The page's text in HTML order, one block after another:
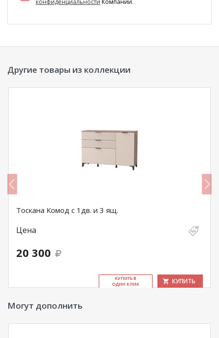
конфиденциальности Компании.
Другие товары из коллекции
Тоскана Комод с 1дв. и 3 ящ.
Цена
20 300
КУ­ПИТЬ В
ОДИН КЛИК
КУПИТЬ
Могут дополнить